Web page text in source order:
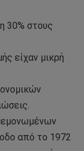
30% στους
είχαν μικρή
από το 1972